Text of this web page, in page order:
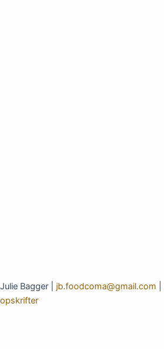
Julie Bagger | jb.foodcoma@gmail.com
opskrifter